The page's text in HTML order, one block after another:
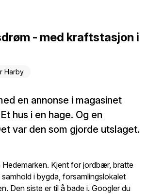
- med kraftstasjon i
Harby
en annonse i magasinet
hus i en hage. Og en
var den som gjorde utslaget.
Hedemarken. Kjent for jordbær, bratte
i bygda, forsamlingslokalet
Den siste er til å bade i. Googler du